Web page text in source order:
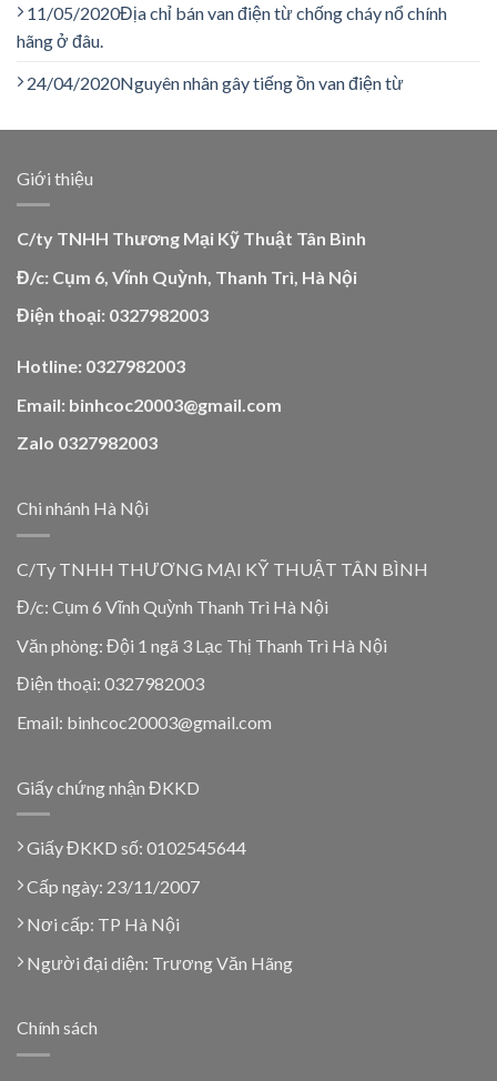
11/05/2020Địa chỉ bán van điện từ chống cháy nổ chính
hãng ở đâu.
24/04/2020Nguyên nhân gây tiếng ồn van điện từ
Giới thiệu
C/ty TNHH Thương Mại Kỹ Thuật Tân Bình
Đ/c: Cụm 6, Vĩnh Quỳnh, Thanh Trì, Hà Nội
Điện thoại: 0327982003
Hotline: 0327982003
Email: binhcoc20003@gmail.com
Zalo 0327982003
Chi nhánh Hà Nội
C/Ty TNHH THƯƠNG MẠI KỸ THUẬT TÂN BÌNH
Đ/c: Cụm 6 Vĩnh Quỳnh Thanh Trì Hà Nội
Văn phòng: Đội 1 ngã 3 Lạc Thị Thanh Trì Hà Nội
Điện thoại: 0327982003
Email: binhcoc20003@gmail.com
Giấy chứng nhận ĐKKD
Giấy ĐKKD số: 0102545644
Cấp ngày: 23/11/2007
Nơi cấp: TP Hà Nội
Người đại diện: Trương Văn Hãng
Chính sách